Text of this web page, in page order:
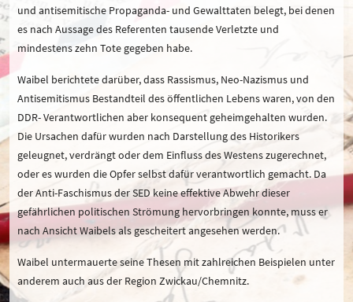
und antisemitische Propaganda- und Gewalttaten belegt, bei denen
es nach Aussage des Referenten tausende Verletzte und
mindestens zehn Tote gegeben habe.
Waibel berichtete darüber, dass Rassismus, Neo-Nazismus und
Antisemitismus Bestandteil des öffentlichen Lebens waren, von den
DDR- Verantwortlichen aber konsequent geheimgehalten wurden.
Die Ursachen dafür wurden nach Darstellung des Historikers
geleugnet, verdrängt oder dem Einfluss des Westens zugerechnet,
oder es wurden die Opfer selbst dafür verantwortlich gemacht. Da
der Anti-Faschismus der SED keine effektive Abwehr dieser
gefährlichen politischen Strömung hervorbringen konnte, muss er
nach Ansicht Waibels als gescheitert angesehen werden.
Waibel untermauerte seine Thesen mit zahlreichen Beispielen unter
anderem auch aus der Region Zwickau/Chemnitz.